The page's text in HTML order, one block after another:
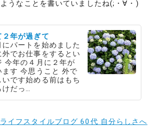
うなことを書いていましたね(;・∀・)
年が過ぎて
にパートを始めました
外でお仕事をするとい
今年の４月に２年が
す 今思うこと 外で
です始める前はもち
けだっ…